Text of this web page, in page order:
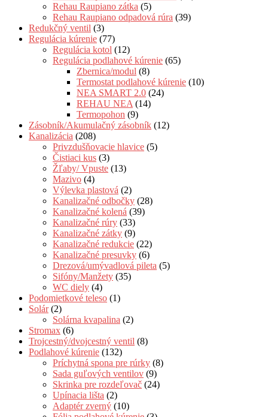
Rehau Raupiano zátka (5)
Rehau Raupiano odpadová rúra (39)
Redukčný ventil (3)
Regulácia kúrenie (77)
Regulácia kotol (12)
Regulácia podlahové kúrenie (65)
Zbernica/modul (8)
Termostat podlahové kúrenie (10)
NEA SMART 2.0 (24)
REHAU NEA (14)
Termopohon (9)
Zásobník/Akumulačný zásobník (12)
Kanalizácia (208)
Privzdušňovacie hlavice (5)
Čistiaci kus (3)
Žľaby/ Vpuste (13)
Mazivo (4)
Výlevka plastová (2)
Kanalizačné odbočky (28)
Kanalizačné kolená (39)
Kanalizačné rúry (33)
Kanalizačné zátky (9)
Kanalizačné redukcie (22)
Kanalizačné presuvky (6)
Drezová/umývadlová pileta (5)
Sifóny/Manžety (35)
WC diely (4)
Podomietkové teleso (1)
Solár (2)
Solárna kvapalina (2)
Stromax (6)
Trojcestný/dvojcestný ventil (8)
Podlahové kúrenie (132)
Príchytná spona pre rúrky (8)
Sada guľových ventilov (9)
Skrinka pre rozdeľovač (24)
Upínacia lišta (2)
Adaptér zverný (10)